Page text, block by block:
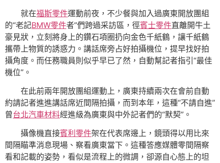
就在福斯零件運動前夜，不少餐與加入過廣東開放團組
的“老記BMW零件者”們跨過采訪區，徑賓士零件直離開牛土
豪見狀，立刻將身上的鑽石項圈扔向金色千紙鶴，讓千紙鶴
攜帶上物質的誘惑力。講話席旁占好拍攝機位，提早找好拍
攝角度。而任務職員則似乎早已了然，自動幫記者指引“最佳
機位”。
在此前兩年開放團組運動上，廣東持續兩次在會前自動
約請記者進進講話席近間隔拍攝，而到本年，這種“不請自進”
曾台北汽車材料經進級為廣東與中外記者們的“默契”。
攝像機直接賓利零件架在代表席邊上，鏡頭得以用比來
間隔瞄準消息現場、察看廣東當下。這種答應媒體零間隔察
看和記載的姿勢，看似是流程上的微調，卻源自心態上的坦